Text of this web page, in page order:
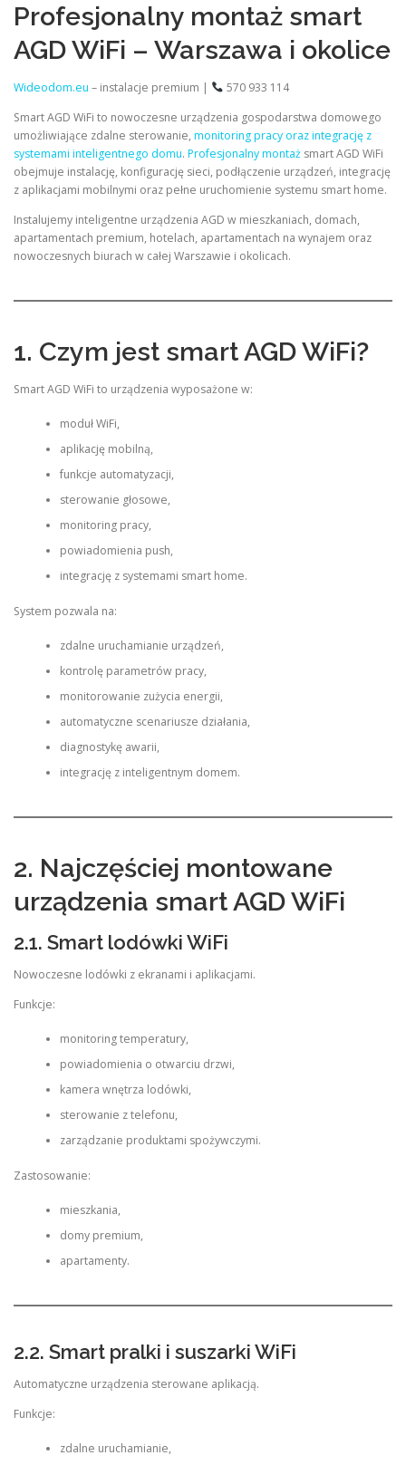
Profesjonalny montaż smart
AGD WiFi – Warszawa i okolice
Wideodom.eu – instalacje premium |
570 933 114
Smart AGD WiFi to nowoczesne urządzenia gospodarstwa domowego
umożliwiające zdalne sterowanie, monitoring pracy oraz integrację z
systemami inteligentnego domu. Profesjonalny montaż smart AGD WiFi
obejmuje instalację, konfigurację sieci, podłączenie urządzeń, integrację
z aplikacjami mobilnymi oraz pełne uruchomienie systemu smart home.
Instalujemy inteligentne urządzenia AGD w mieszkaniach, domach,
apartamentach premium, hotelach, apartamentach na wynajem oraz
nowoczesnych biurach w całej Warszawie i okolicach.
1. Czym jest smart AGD WiFi?
Smart AGD WiFi to urządzenia wyposażone w:
moduł WiFi,
aplikację mobilną,
funkcje automatyzacji,
sterowanie głosowe,
monitoring pracy,
powiadomienia push,
integrację z systemami smart home.
System pozwala na:
zdalne uruchamianie urządzeń,
kontrolę parametrów pracy,
monitorowanie zużycia energii,
automatyczne scenariusze działania,
diagnostykę awarii,
integrację z inteligentnym domem.
2. Najczęściej montowane
urządzenia smart AGD WiFi
2.1. Smart lodówki WiFi
Nowoczesne lodówki z ekranami i aplikacjami.
Funkcje:
monitoring temperatury,
powiadomienia o otwarciu drzwi,
kamera wnętrza lodówki,
sterowanie z telefonu,
zarządzanie produktami spożywczymi.
Zastosowanie:
mieszkania,
domy premium,
apartamenty.
2.2. Smart pralki i suszarki WiFi
Automatyczne urządzenia sterowane aplikacją.
Funkcje:
zdalne uruchamianie,